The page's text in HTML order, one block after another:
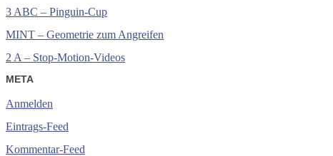
3 ABC – Pinguin-Cup
MINT – Geometrie zum Angreifen
2 A – Stop-Motion-Videos
META
Anmelden
Eintrags-Feed
Kommentar-Feed